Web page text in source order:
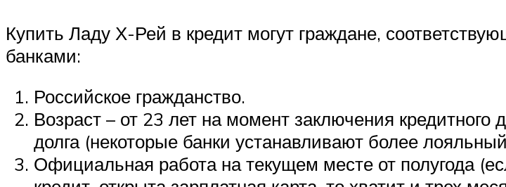
Купить Ладу Х-Рей в кредит могут граждане,
банками:
Российское гражданство.
Возраст – от 23 лет на момент заключения кредитного
долга (некоторые банки устанавливают более
Официальная работа на текущем месте от полугода